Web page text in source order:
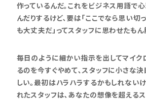
作っているんだ。これをビジネス用語で
んだりするけど、要は「ここでなら思い切
も大丈夫だ」ってスタッフに思わせたもん
毎日のように細かい指示を出してマイク
るのを今すぐやめて、スタッフに小さな
しい。最初はハラハラするかもしれない
れたスタッフは、あなたの想像を超える